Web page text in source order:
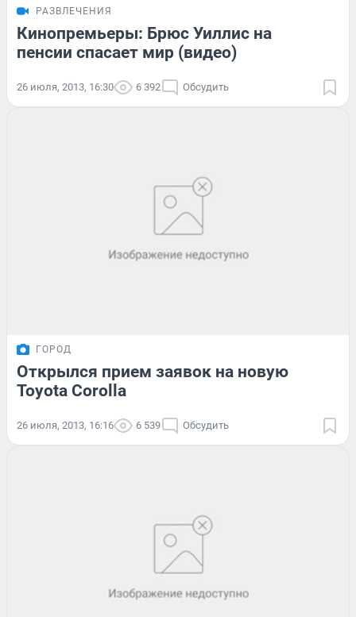
РАЗВЛЕЧЕНИЯ
Кинопремьеры: Брюс Уиллис на
пенсии спасает мир (видео)
26 июля, 2013, 16:30 6 392 Обсудить
ГОРОД
Открылся прием заявок на новую
Toyota Corolla
26 июля, 2013, 16:16 6 539 Обсудить